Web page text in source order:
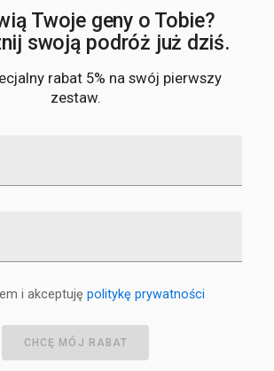
Twoje geny o Tobie?
swoją podróż już dziś.
rabat 5% na swój pierwszy
zestaw.
i akceptuję politykę prywatności
CHCĘ MÓJ RABAT